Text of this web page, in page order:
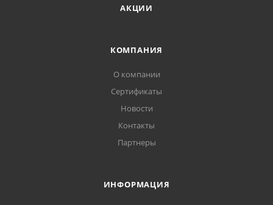
АКЦИИ
КОМПАНИЯ
О компании
Сертификаты
Новости
Контакты
Партнеры
ИНФОРМАЦИЯ